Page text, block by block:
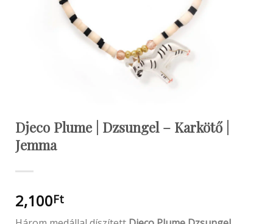
Djeco Plume | Dzsungel – Karkötő |
Jemma
2,100Ft